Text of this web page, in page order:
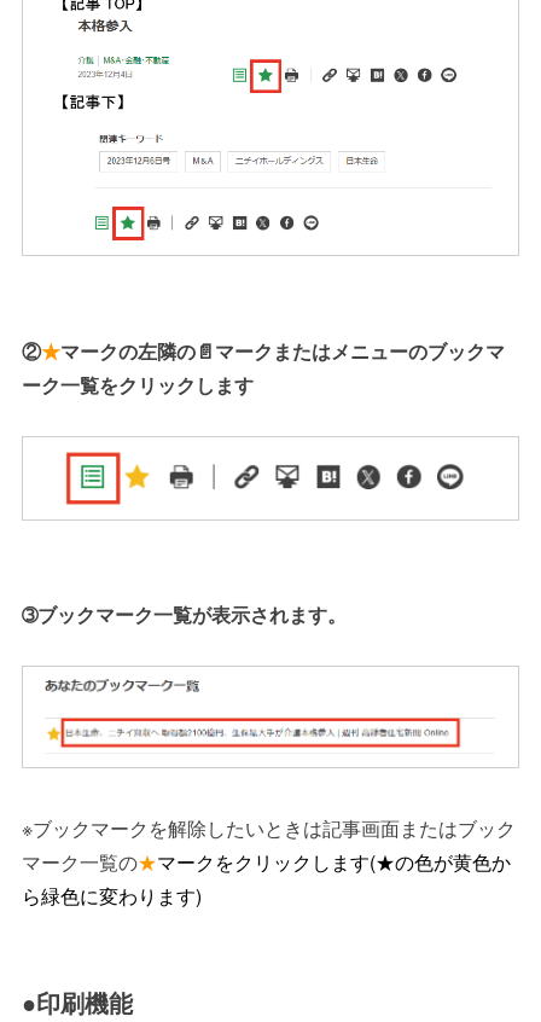
②★マークの左隣の📄マークまたはメニューのブックマ
ーク一覧をクリックします
➂ブックマーク一覧が表示されます。
※ブックマークを解除したいときは記事画面またはブック
マーク一覧の★マークをクリックします(★の色が黄色か
ら緑色に変わります)
●印刷機能